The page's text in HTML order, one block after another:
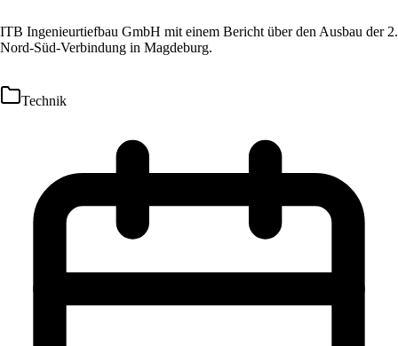
ITB Ingenieurtiefbau GmbH mit einem Bericht über den Ausbau der 2.
Nord-Süd-Verbindung in Magdeburg.
Technik